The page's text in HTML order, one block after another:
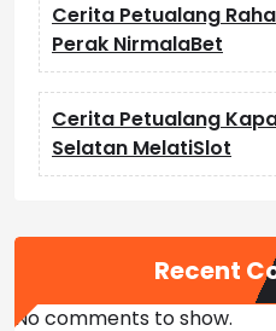
Cerita Petualang
Perak NirmalaBet
Cerita Petualang
Selatan MelatiSlot
Recent
No comments to show.